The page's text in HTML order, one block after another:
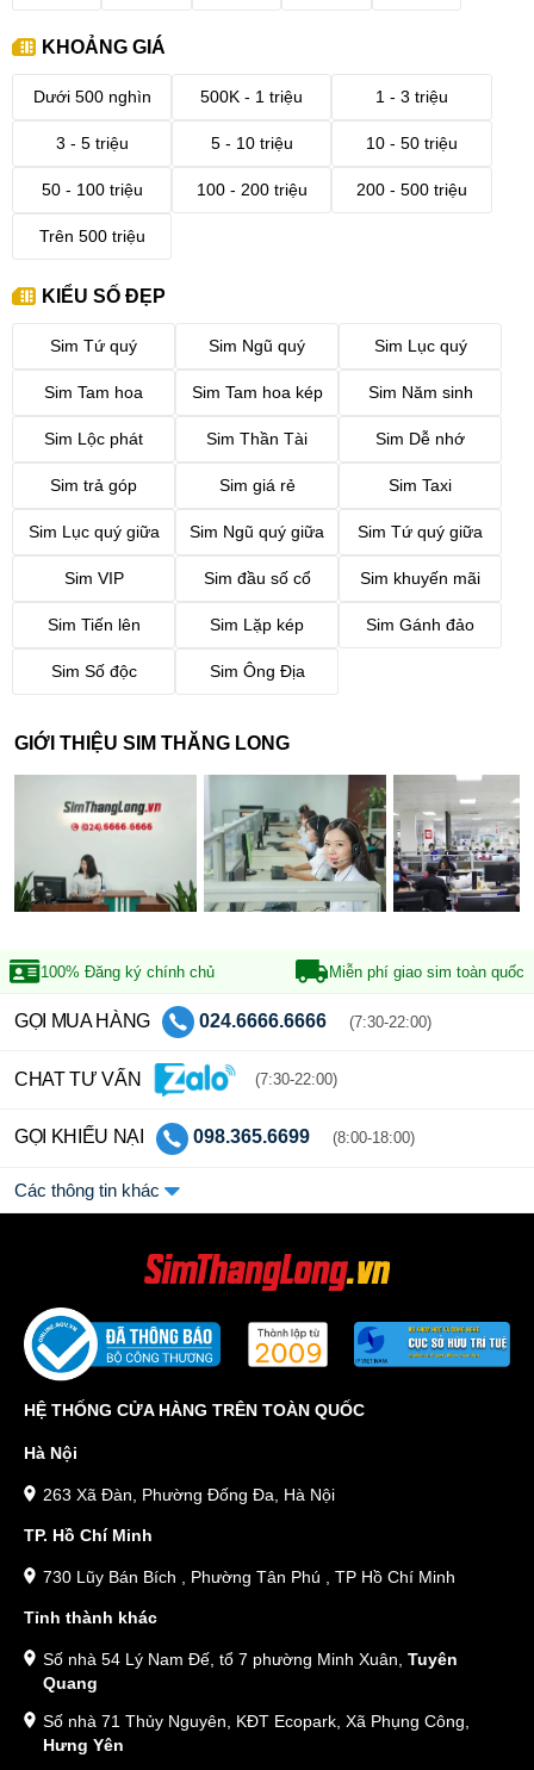
KHOẢNG GIÁ
Dưới 500 nghìn 500K - 1 triệu 1 - 3 triệu
3 - 5 triệu 5 - 10 triệu 10 - 50 triệu
50 - 100 triệu 100 - 200 triệu 200 - 500 triệu
Trên 500 triệu
KIỂU SỐ ĐẸP
Sim Tứ quý Sim Ngũ quý Sim Lục quý
Sim Tam hoa Sim Tam hoa kép Sim Năm sinh
Sim Lộc phát Sim Thần Tài Sim Dễ nhớ
Sim trả góp Sim giá rẻ Sim Taxi
Sim Lục quý giữa Sim Ngũ quý giữa Sim Tứ quý giữa
Sim VIP Sim đầu số cổ Sim khuyến mãi
Sim Tiến lên Sim Lặp kép Sim Gánh đảo
Sim Số độc Sim Ông Địa
GIỚI THIỆU SIM THĂNG LONG
100% Đăng ký chính chủ Miễn phí giao sim toàn quốc
GỌI MUA HÀNG 024.6666.6666 (7:30-22:00)
CHAT TƯ VẤN (7:30-22:00)
GỌI KHIẾU NẠI 098.365.6699 (8:00-18:00)
Các thông tin khác
HỆ THỐNG CỬA HÀNG TRÊN TOÀN QUỐC
Hà Nội
263 Xã Đàn, Phường Đống Đa, Hà Nội
TP. Hồ Chí Minh
730 Lũy Bán Bích , Phường Tân Phú , TP Hồ Chí Minh
Tỉnh thành khác
Số nhà 54 Lý Nam Đế, tổ 7 phường Minh Xuân, Tuyên
Quang
Số nhà 71 Thủy Nguyên, KĐT Ecopark, Xã Phụng Công,
Hưng Yên